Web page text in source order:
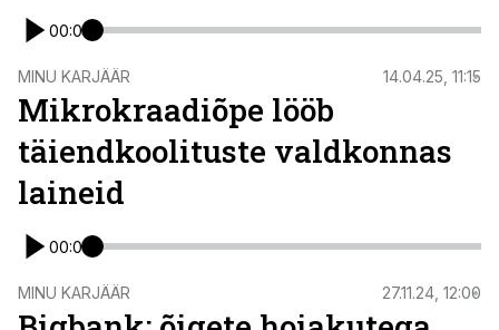
00:00
ST
MINU KARJÄÄR 14.04.25, 11:15
Mikrokraadiõpe lööb
täiendkoolituste valdkonnas
laineid
00:00
ST
MINU KARJÄÄR 27.11.24, 12:00